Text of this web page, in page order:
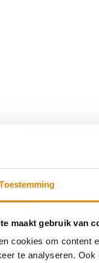
maakt gebruik van
cookies om content
te analyseren.